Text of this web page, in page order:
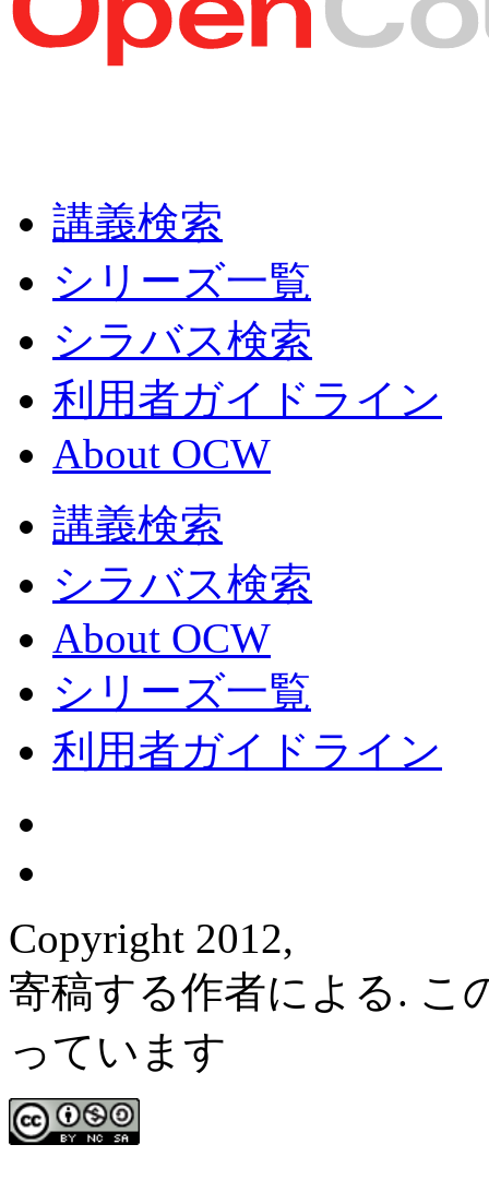
講義検索
シリーズ一覧
シラバス検索
利用者ガイドライン
About OCW
講義検索
シラバス検索
About OCW
シリーズ一覧
利用者ガイドライン
Copyright 2012,
寄稿する作者による. こ
っています